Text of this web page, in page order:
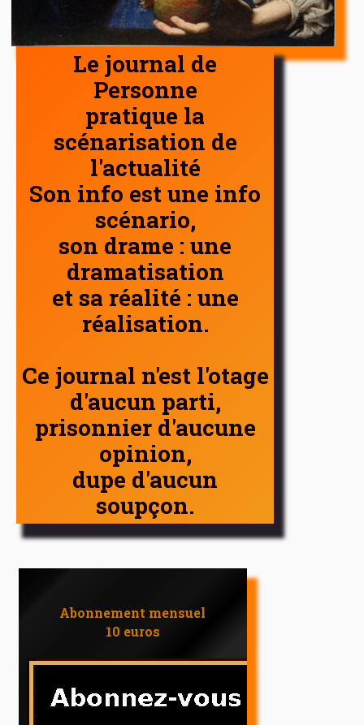
Le journal de
Personne
pratique la
scénarisation de
l'actualité
Son info est une info
scénario,
son drame : une
dramatisation
et sa réalité : une
réalisation.
Ce journal n'est l'otage
d'aucun parti,
prisonnier d'aucune
opinion,
dupe d'aucun
soupçon.
Abonnement mensuel
10 euros